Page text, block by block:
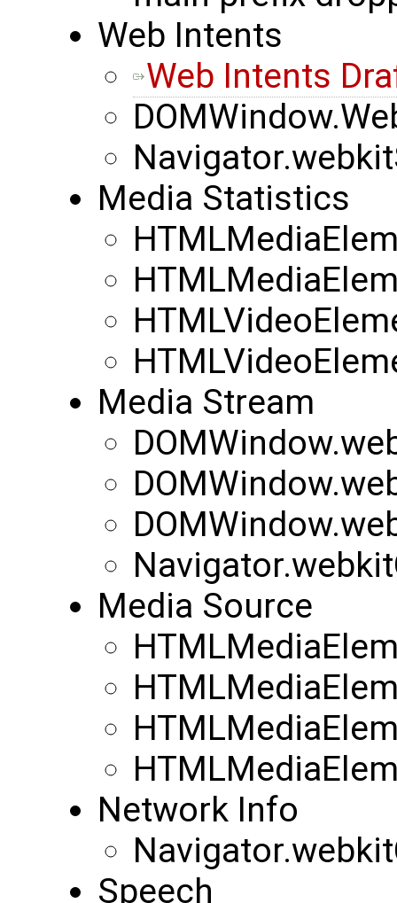
Web Intents
Web Intents
Media Statistics
Media Stream
Media Source
Network Info
Speech